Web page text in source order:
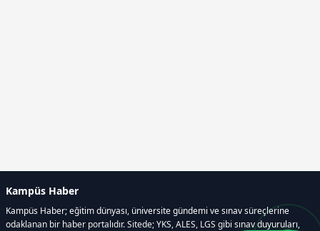
Kampüs Haber
Kampüs Haber; eğitim dünyası, üniversite gündemi ve sınav süreçlerine
odaklanan bir haber portalıdır. Sitede; YKS, ALES, LGS gibi sınav duyuruları,